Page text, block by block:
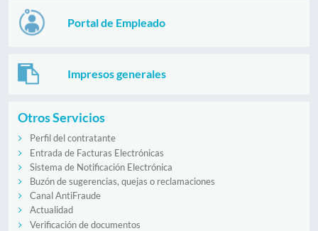
Portal de Empleado
Impresos generales
Otros Servicios
Perfil del contratante
Entrada de Facturas Electrónicas
Sistema de Notificación Electrónica
Buzón de sugerencias, quejas o reclamaciones
Canal AntiFraude
Actualidad
Verificación de documentos